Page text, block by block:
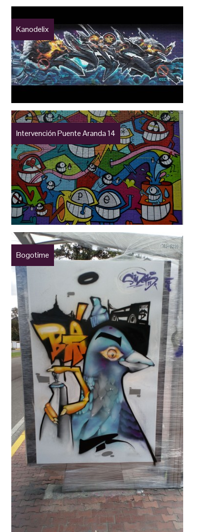
Kanodelix
Intervención Puente Aranda 14
Bogotime